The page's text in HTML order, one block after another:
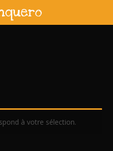
à votre sélection.